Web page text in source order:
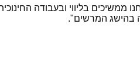
בליווי ובעבודה
בהישג המרשים".